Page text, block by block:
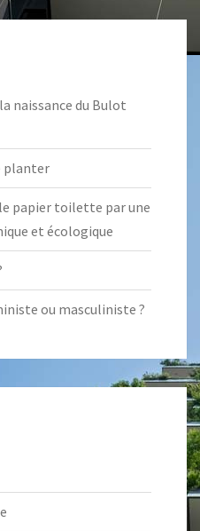
naissance du Bulot
planter
papier toilette par une
et écologique
ou masculiniste ?